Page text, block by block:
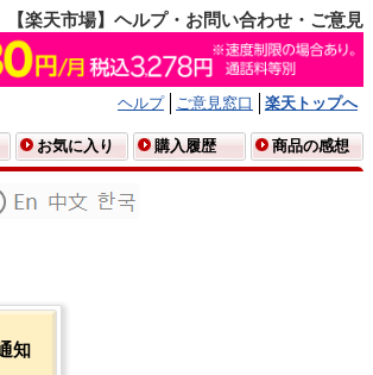
【楽天市場】ヘルプ・お問い合わせ・ご意見
ヘルプ ご意見窓口
楽天トップへ
お気に入り 購入履歴 商品の感想
知